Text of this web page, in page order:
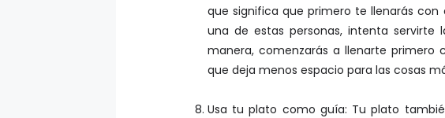
que significa que primero te llenarás con
una de estas personas, intenta servirte
manera, comenzarás a llenarte primero
que deja menos espacio para las cosas
Usa tu plato como guía: Tu plato